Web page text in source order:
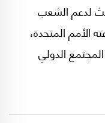
لدعم الشعب
الأمم المتحدة،
الدولي